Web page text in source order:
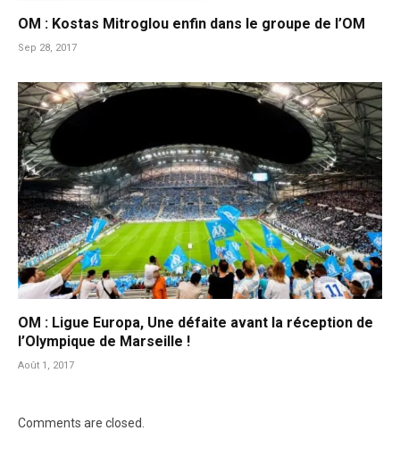
OM : Kostas Mitroglou enfin dans le groupe de l’OM
Sep 28, 2017
OM : Ligue Europa, Une défaite avant la réception de
l’Olympique de Marseille !
Août 1, 2017
Comments are closed.